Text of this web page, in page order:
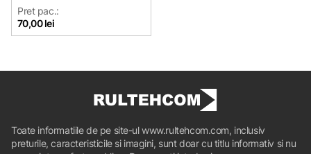
Pret pac.:
70,00 lei
Toate informatiile de pe site-ul www.rultehcom.com, inclusiv
preturile, caracteristicile si imagini, sunt doar cu titlu informativ si nu